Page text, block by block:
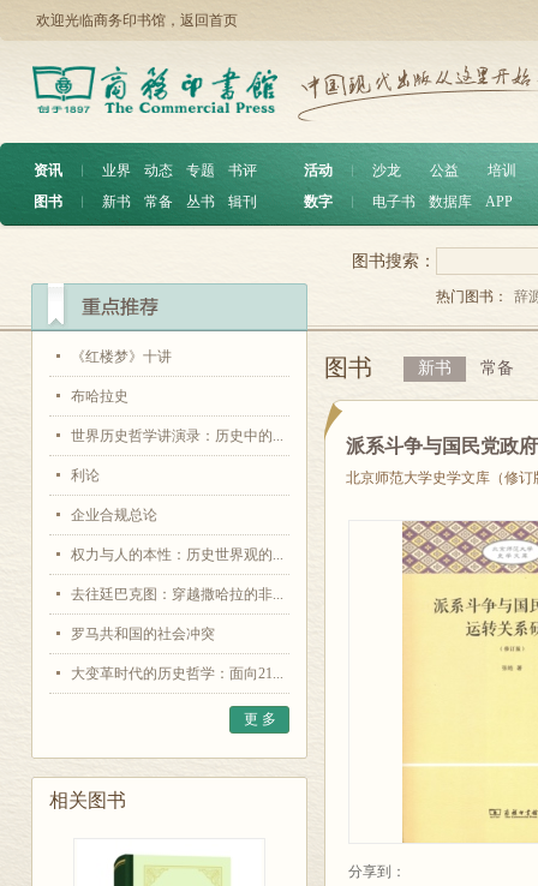
欢迎光临商务印书馆， 返回首页
资讯 ︱ 业界 动态 专题
书评
图书
︱ 新书 常备 丛书 辑刊
活动 沙龙 公益
培训
数字
电子书 数据库 APP
《红楼梦》十讲
布哈拉史
世界历史哲学讲演录：历史中的...
利论
企业合规总论
权力与人的本性：历史世界观的...
去往廷巴克图：穿越撒哈拉的非...
罗马共和国的社会冲突
大变革时代的历史哲学：面向21...
更 多
相关图书
图书搜索：
热门图书： 辞
图书 新书 常备
派系斗争与国民党政
北京师范大学史学文库（修订
分享到：